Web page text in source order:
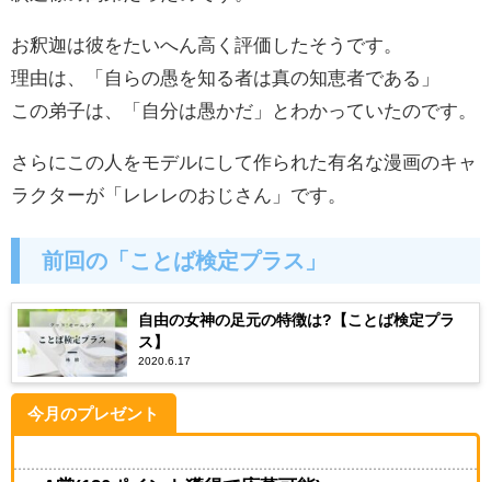
お釈迦は彼をたいへん高く評価したそうです。
理由は、「自らの愚を知る者は真の知恵者である」
この弟子は、「自分は愚かだ」とわかっていたのです。
さらにこの人をモデルにして作られた有名な漫画のキャ
ラクターが「レレレのおじさん」です。
前回の「ことば検定プラス」
自由の女神の足元の特徴は?【ことば検定プラ
ス】
2020.6.17
今月のプレゼント